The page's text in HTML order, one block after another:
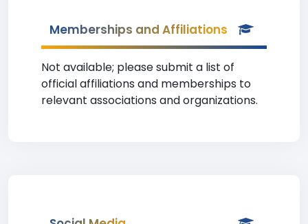
Memberships and Affiliations
Not available; please submit a list of
official affiliations and memberships to
relevant associations and organizations.